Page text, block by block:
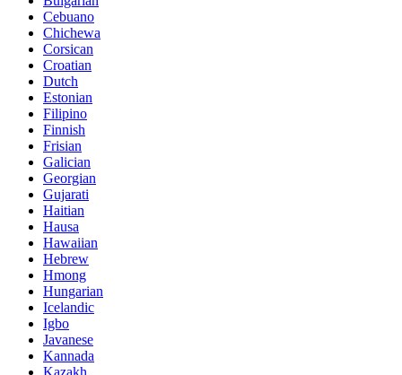
Cebuano
Chichewa
Corsican
Croatian
Dutch
Estonian
Filipino
Finnish
Frisian
Galician
Georgian
Gujarati
Haitian
Hausa
Hawaiian
Hebrew
Hmong
Hungarian
Icelandic
Igbo
Javanese
Kannada